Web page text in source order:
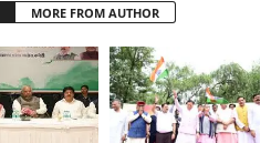
MORE FROM AUTHOR